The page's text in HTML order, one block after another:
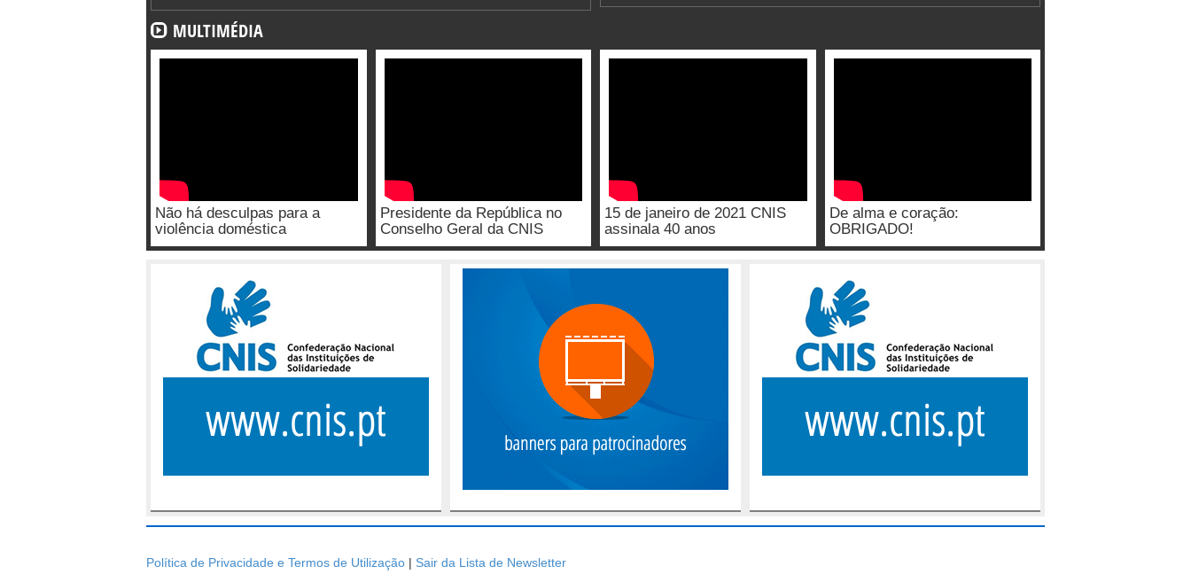
MULTIMÉDIA
Não há desculpas para a
violência doméstica
Presidente da República no
Conselho Geral da CNIS
15 de janeiro de 2021 CNIS
assinala 40 anos
De alma e coração:
OBRIGADO!
Política de Privacidade e Termos de Utilização | Sair da Lista de Newsletter